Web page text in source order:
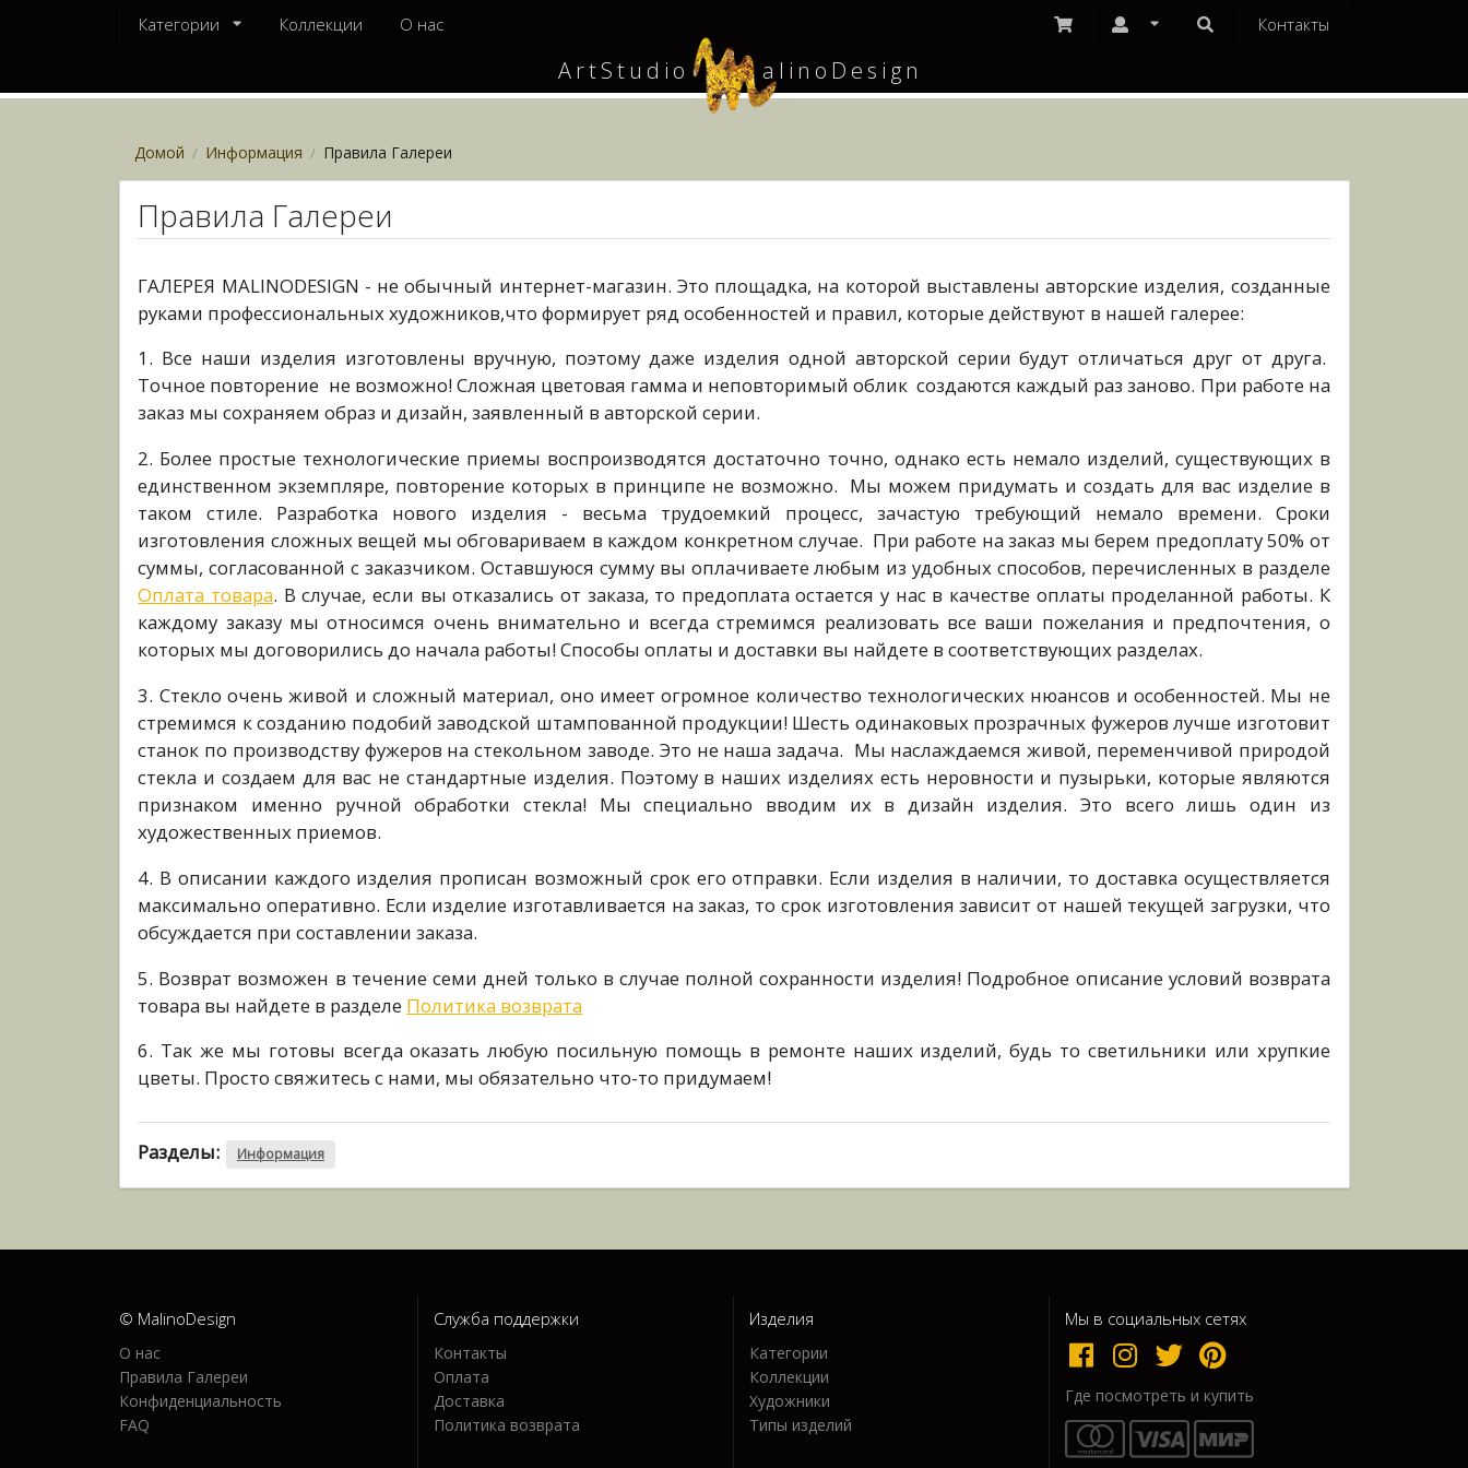
Категории Коллекции О нас Контакты
ArtStudio M
alinoDesign
Домой / Информация / Правила Галереи
Правила Галереи
ГАЛЕРЕЯ MALINODESIGN - не обычный интернет-магазин. Это площадка, на которой выставлены авторские изделия, созданные
руками профессиональных художников,что формирует ряд особенностей и правил, которые действуют в нашей галерее:
1. Все наши изделия изготовлены вручную, поэтому даже изделия одной авторской серии будут отличаться друг от друга.
Точное повторение не возможно! Сложная цветовая гамма и неповторимый облик создаются каждый раз заново. При работе на
заказ мы сохраняем образ и дизайн, заявленный в авторской серии.
2. Более простые технологические приемы воспроизводятся достаточно точно, однако есть немало изделий, существующих в
единственном экземпляре, повторение которых в принципе не возможно. Мы можем придумать и создать для вас изделие в
таком стиле. Разработка нового изделия - весьма трудоемкий процесс, зачастую требующий немало времени. Сроки
изготовления сложных вещей мы обговариваем в каждом конкретном случае. При работе на заказ мы берем предоплату 50% от
суммы, согласованной с заказчиком. Оставшуюся сумму вы оплачиваете любым из удобных способов, перечисленных в разделе
Оплата товара. В случае, если вы отказались от заказа, то предоплата остается у нас в качестве оплаты проделанной работы. К
каждому заказу мы относимся очень внимательно и всегда стремимся реализовать все ваши пожелания и предпочтения, о
которых мы договорились до начала работы! Способы оплаты и доставки вы найдете в соответствующих разделах.
3. Стекло очень живой и сложный материал, оно имеет огромное количество технологических нюансов и особенностей. Мы не
стремимся к созданию подобий заводской штампованной продукции! Шесть одинаковых прозрачных фужеров лучше изготовит
станок по производству фужеров на стекольном заводе. Это не наша задача. Мы наслаждаемся живой, переменчивой природой
стекла и создаем для вас не стандартные изделия. Поэтому в наших изделиях есть неровности и пузырьки, которые являются
признаком именно ручной обработки стекла! Мы специально вводим их в дизайн изделия. Это всего лишь один из
художественных приемов.
4. В описании каждого изделия прописан возможный срок его отправки. Если изделия в наличии, то доставка осуществляется
максимально оперативно. Если изделие изготавливается на заказ, то срок изготовления зависит от нашей текущей загрузки, что
обсуждается при составлении заказа.
5. Возврат возможен в течение семи дней только в случае полной сохранности изделия! Подробное описание условий возврата
товара вы найдете в разделе Политика возврата
6. Так же мы готовы всегда оказать любую посильную помощь в ремонте наших изделий, будь то светильники или хрупкие
цветы. Просто свяжитесь с нами, мы обязательно что-то придумаем!
Разделы: Информация
© MalinoDesign
О нас
Правила Галереи
Конфиденциальность
FAQ
Служба поддержки
Контакты
Оплата
Доставка
Политика возврата
Изделия
Категории
Коллекции
Художники
Типы изделий
Мы в социальных сетях
Где посмотреть и купить